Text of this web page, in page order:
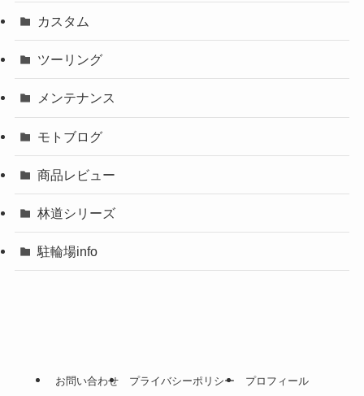
カスタム
ツーリング
メンテナンス
モトブログ
商品レビュー
林道シリーズ
駐輪場info
お問い合わせ プライバシーポリシー プロフィール